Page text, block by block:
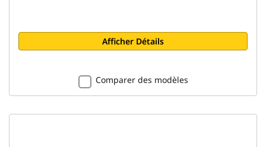
Afficher Détails
Comparer des modèles